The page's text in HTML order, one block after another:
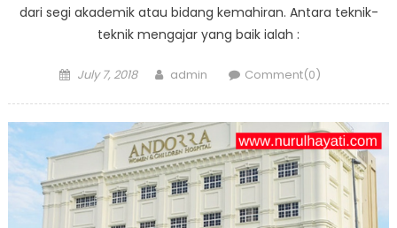
dari segi akademik atau bidang kemahiran. Antara teknik-
teknik mengajar yang baik ialah :
Posted
July 7, 2018 Author
admin Comment(0)